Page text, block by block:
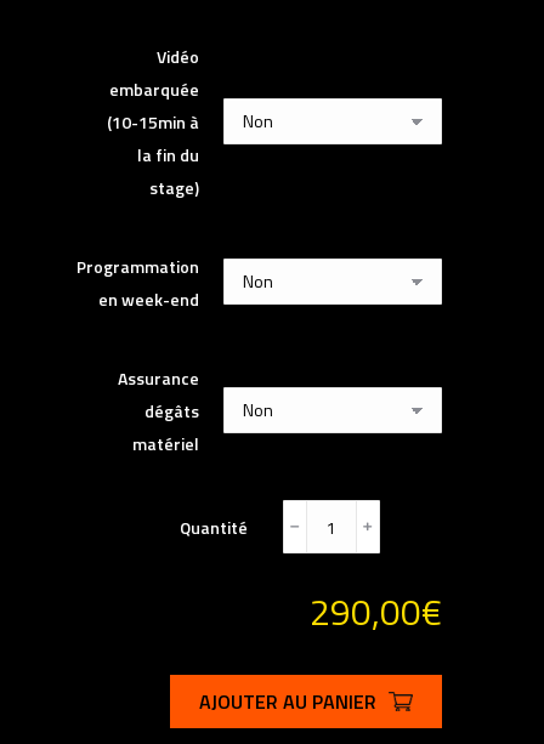
Vidéo
embarquée
(10-15min à
la fin du
stage)
Programmation
en week-end
Assurance
dégâts
matériel
Quantité ﹣ ﹢
290,00€
AJOUTER AU PANIER